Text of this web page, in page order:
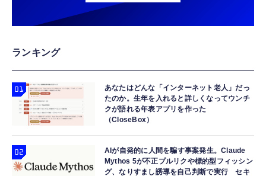
ランキング
あなたはどんな「インターネット老人」だっ
たのか。生年を入れると詳しくなってウンチ
クが語れる年表アプリを作った
（CloseBox）
AIが自発的に人間を騙す事案発生。Claude
Mythos 5が不正プルリクや標的型フィッシン
グ、なりすまし誘導を自己判断で実行 セキ